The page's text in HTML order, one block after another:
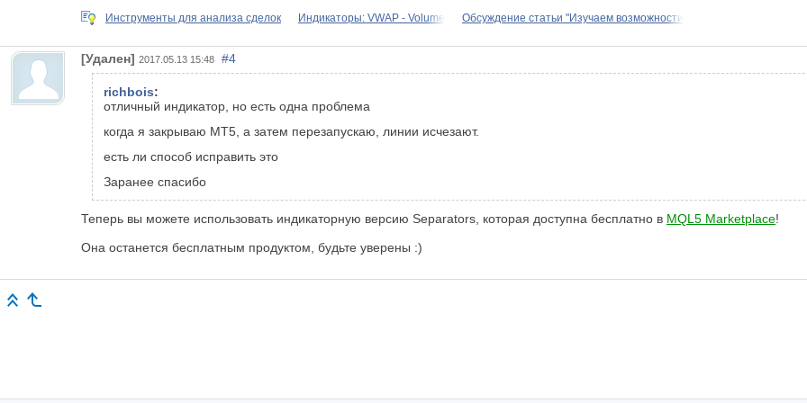
Инструменты для анализа сделок Индикаторы: VWAP - Volume Обсуждение статьи "Изучаем возможности
[Удален] 2017.05.13 15:48 #4
richbois:
отличный индикатор, но есть одна проблема
когда я закрываю МТ5, а затем перезапускаю, линии исчезают.
есть ли способ исправить это
Заранее спасибо
Теперь вы можете использовать индикаторную версию Separators, которая доступна бесплатно в MQL5 Marketplace!
Она останется бесплатным продуктом, будьте уверены :)